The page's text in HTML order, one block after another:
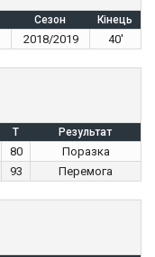
Сезон Кінець
2018/2019 40'
T Результат
80
Поразка
93 Перемога